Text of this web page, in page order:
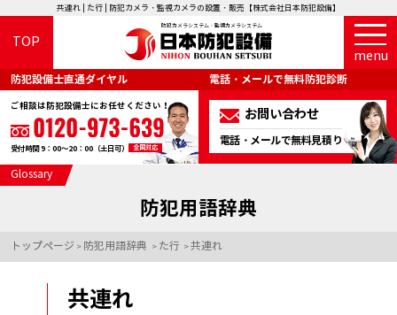
共連れ | た行 | 防犯カメラ・監視カメラの設置・販売【株式会社日本防犯設備】
TOP
防犯カメラシステム・監視カメラシステム
防犯設備士直通ダイヤル
ご相談は防犯設備士にお任せください！
受付時間 9：00～20：00（土日可） 全国対応
電話・メールで無料防犯診断
お問い合わせ
電話・メールで無料見積り
menu
防犯用語辞典
トップページ > 防犯用語辞典 > た行 >共連れ
Glossary
共連れ